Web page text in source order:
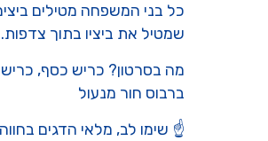
כל בני המשפחה מטילים
שמטיל את ביציו בתוך צדפות.
מה בסרטון? כריש כסף, כריש
ברבוס חור מנעול
☝️ שימו לב, מלאי הדגים